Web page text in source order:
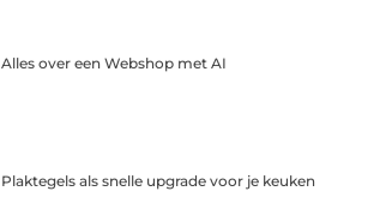
Alles over een Webshop met AI
Plaktegels als snelle upgrade voor je keuken